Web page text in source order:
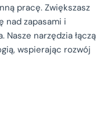
pracę. Zwiększasz
nad zapasami i
Nasze narzędzia łączą
wspierając rozwój